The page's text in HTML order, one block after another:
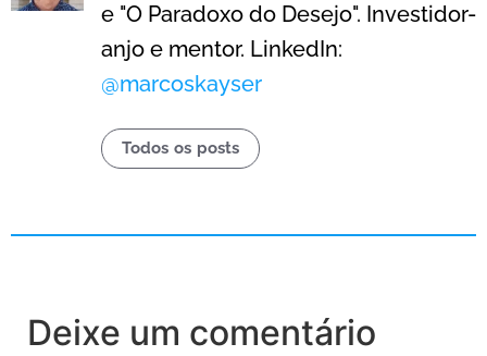
e "O Paradoxo do Desejo". Investidor-
anjo e mentor. LinkedIn:
@marcoskayser
Todos os posts
Deixe um comentário